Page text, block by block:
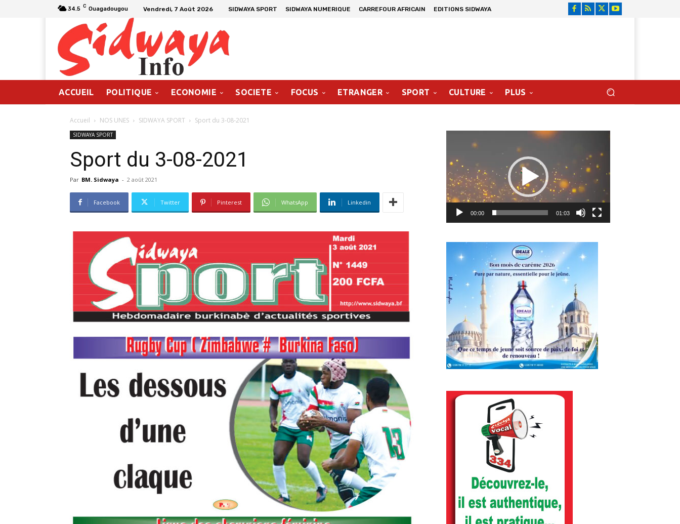
34.5 C Ouagadougou Vendredi, 7 Août 2026 SIDWAYA SPORT SIDWAYA NUMERIQUE CARREFOUR AFRICAIN EDITIONS SIDWAYA
ACCUEIL POLITIQUE ECONOMIE SOCIETE FOCUS ETRANGER SPORT CULTURE PLUS
Accueil NOS UNES SIDWAYA SPORT Sport du 3-08-2021
SIDWAYA SPORT
Sport du 3-08-2021
Par BM. Sidwaya - 2 août 2021
Facebook Twitter Pinterest WhatsApp Linkedin
00:00 01:03